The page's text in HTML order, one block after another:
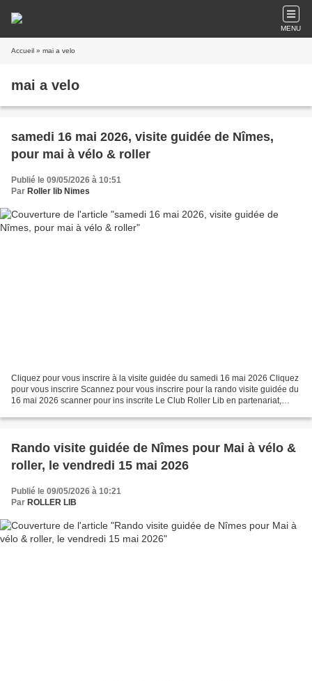
MENU
Accueil » mai a velo
mai a velo
samedi 16 mai 2026, visite guidée de Nîmes,
pour mai à vélo & roller
Publié le 09/05/2026 à 10:51
Par Roller lib Nimes
Cliquez pour vous inscrire à la visite guidée du samedi 16 mai 2026 Cliquez
pour vous inscrire Scannez pour vous inscrire pour la rando visite guidée du
16 mai 2026 scanner pour ins inscrite Le Club Roller Lib en partenariat,
Rando visite guidée de Nîmes pour Mai à vélo &
roller, le vendredi 15 mai 2026
Publié le 09/05/2026 à 10:21
Par ROLLER LIB